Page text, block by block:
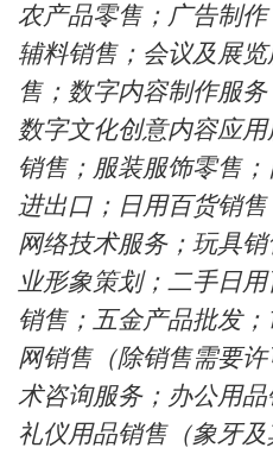
农产品零售；广告制
辅料销售；会议及展
售；数字内容制作服
数字文化创意内容应
销售；服装服饰零售
进出口；日用百货销
网络技术服务；玩具
业形象策划；二手日
销售；五金产品批发
网销售（除销售需要
术咨询服务；办公用
礼仪用品销售（象牙